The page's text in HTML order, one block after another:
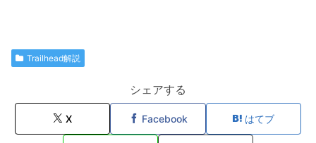
Trailhead解説
シェアする
X Facebook はてブ